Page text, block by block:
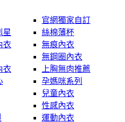
官網獨家自訂
星
絲棉薄杯
衣
無痕內衣
無鋼圈內衣
衣
上胸無肉推薦
孕媽咪系列
兒童內衣
性感內衣
運動內衣